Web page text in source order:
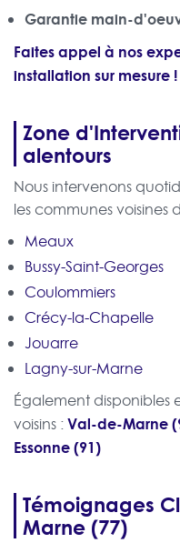
Garantie main-
Faites appel à nos
installation sur mesure !
Zone
alentours
Nous intervenons
les communes voisines
Meaux
Bussy-Saint-Georges
Coulommiers
Crécy-la-Chapelle
Jouarre
Lagny-sur-Marne
Également disponibles
voisins :Val-de-Marne
Essonne (91)
Témoignages
Marne (77)